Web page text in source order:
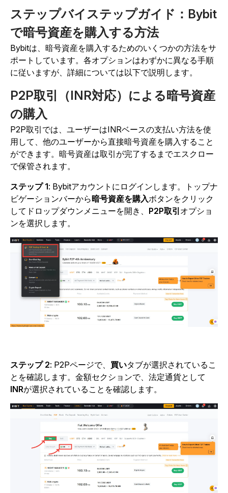
ステップバイステップガイド：Bybit
で暗号資産を購入する方法
Bybitは、暗号資産を購入するためのいくつかの方法をサ
ポートしています。各オプションはわずかに異なる手順
に従いますが、詳細については以下で説明します。
P2P取引（INR対応）による暗号資産
の購入
P2P取引では、ユーザーはINRベースの支払い方法を使
用して、他のユーザーから直接暗号資産を購入すること
ができます。暗号資産は取引が完了するまでエスクロー
で保管されます。
ステップ 1: Bybitアカウントにログインします。トップナ
ビゲーションバーから暗号資産を購入ボタンをクリック
してドロップダウンメニューを開き、 P2P取引 オプショ
ンを選択します。
ステップ 2: P2Pページで、 買いタブが選択されているこ
とを確認します。金額セクションで、法定通貨として
INRが選択されていることを確認します。